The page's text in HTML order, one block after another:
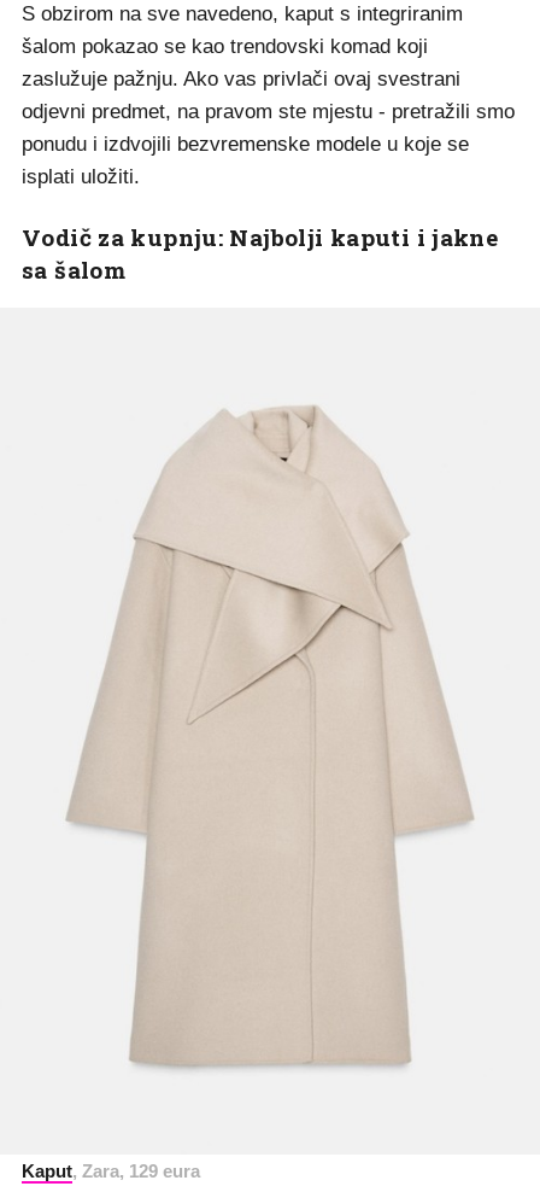
S obzirom na sve navedeno, kaput s integriranim
šalom pokazao se kao trendovski komad koji
zaslužuje pažnju. Ako vas privlači ovaj svestrani
odjevni predmet, na pravom ste mjestu - pretražili smo
ponudu i izdvojili bezvremenske modele u koje se
isplati uložiti.
Vodič za kupnju: Najbolji kaputi i jakne
sa šalom
Kaput, Zara, 129 eura